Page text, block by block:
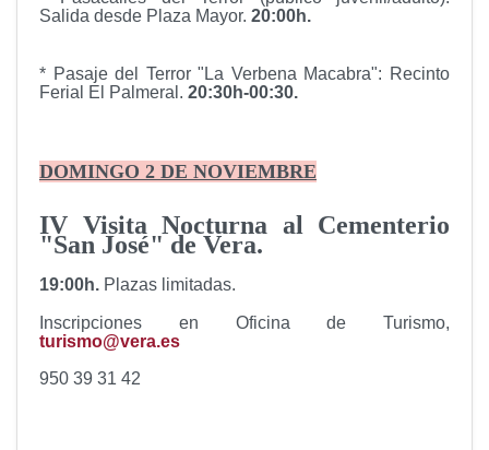
Salida desde Plaza Mayor. 20:00h.
* Pasaje del Terror "La Verbena Macabra": Recinto
Ferial El Palmeral. 20:30h-00:30.
DOMINGO 2 DE NOVIEMBRE
IV Visita Nocturna al Cementerio
"San José" de Vera.
19:00h. Plazas limitadas.
Inscripciones en Oficina de Turismo,
turismo@vera.es
950 39 31 42